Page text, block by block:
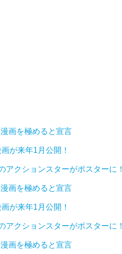
画を極めると宣言
が来年1月公開！
クションスターがポスターに！
画を極めると宣言
が来年1月公開！
クションスターがポスターに！
画を極めると宣言